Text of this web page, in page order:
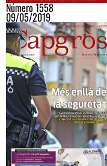
Número 1558
09/05/2019